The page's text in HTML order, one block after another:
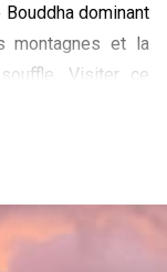
dominant
montagnes et la
Visiter ce
et 1 heure
aux personnes